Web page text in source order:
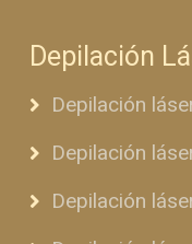
Depilación
Depilación
Depilación
Depilación